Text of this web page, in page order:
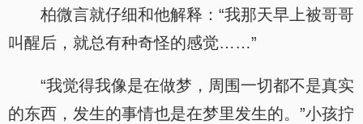
柏微言就仔细和他解释：“我那天早上被哥哥
叫醒后，就总有种奇怪的感觉……”
“我觉得我像是在做梦，周围一切都不是真实
的东西，发生的事情也是在梦里发生的。”小孩拧